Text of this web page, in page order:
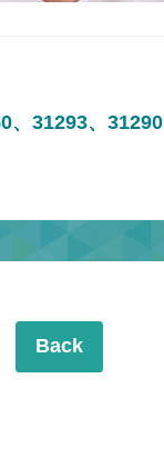
、31293、31290
Back